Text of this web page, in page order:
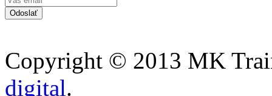
Copyright © 2013 MK
digital.